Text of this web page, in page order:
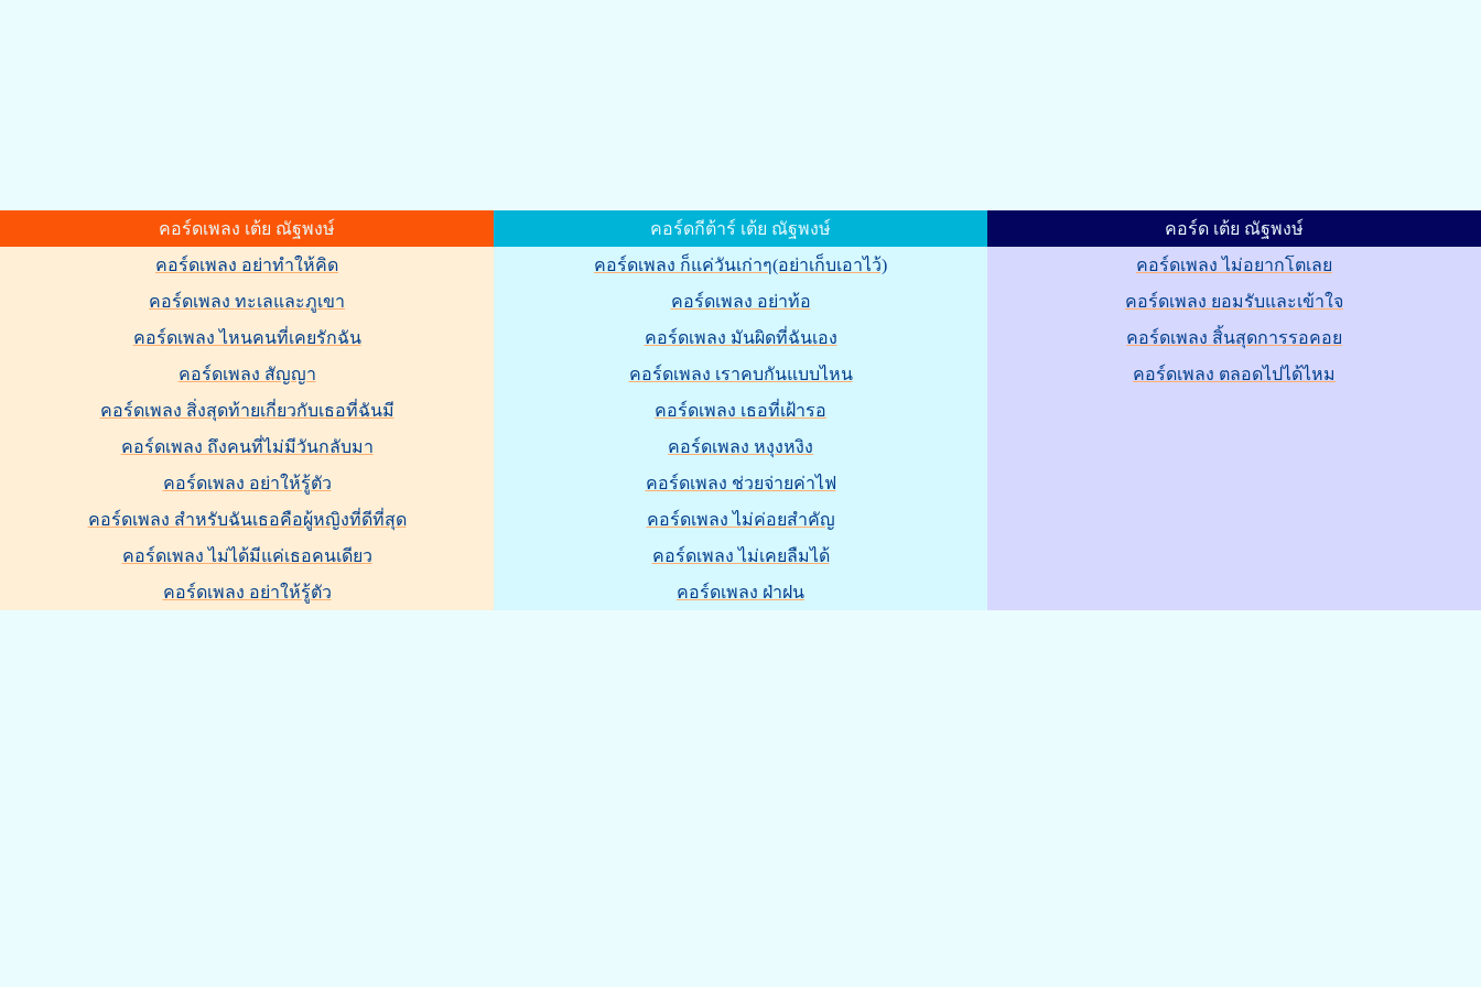
คอร์ดเพลง เต้ย ณัฐพงษ์
คอร์ดเพลง อย่าทำให้คิด
คอร์ดเพลง ทะเลและภูเขา
คอร์ดเพลง ไหนคนที่เคยรักฉัน
คอร์ดเพลง สัญญา
คอร์ดเพลง สิ่งสุดท้ายเกี่ยวกับเธอที่ฉันมี
คอร์ดเพลง ถึงคนที่ไม่มีวันกลับมา
คอร์ดเพลง อย่าให้รู้ตัว
คอร์ดเพลง สำหรับฉันเธอคือผู้หญิงที่ดีที่สุด
คอร์ดเพลง ไม่ได้มีแค่เธอคนเดียว
คอร์ดเพลง อย่าให้รู้ตัว
คอร์ดกีต้าร์ เต้ย ณัฐพงษ์
คอร์ดเพลง ก็แค่วันเก่าๆ(อย่าเก็บเอาไว้)
คอร์ดเพลง อย่าท้อ
คอร์ดเพลง มันผิดที่ฉันเอง
คอร์ดเพลง เราคบกันแบบไหน
คอร์ดเพลง เธอที่เฝ้ารอ
คอร์ดเพลง หงุงหงิง
คอร์ดเพลง ช่วยจ่ายค่าไฟ
คอร์ดเพลง ไม่ค่อยสำคัญ
คอร์ดเพลง ไม่เคยลืมได้
คอร์ดเพลง ฝ่าฝน
คอร์ด เต้ย ณัฐพงษ์
คอร์ดเพลง ไม่อยากโตเลย
คอร์ดเพลง ยอมรับและเข้าใจ
คอร์ดเพลง สิ้นสุดการรอคอย
คอร์ดเพลง ตลอดไปได้ไหม